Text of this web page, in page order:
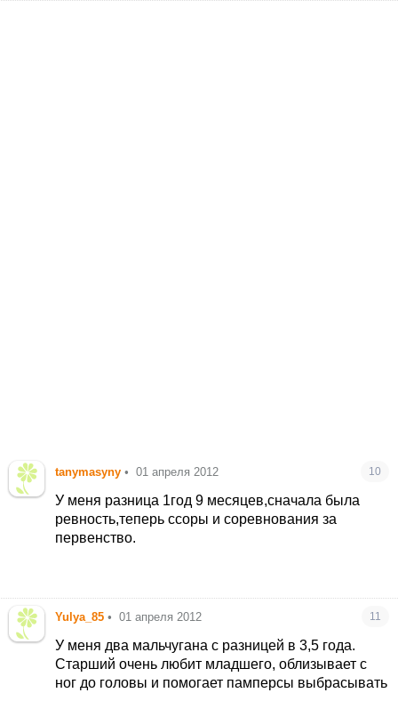
tanymasyny • 01 апреля 2012 10
У меня разница 1год 9 месяцев,сначала была
ревность,теперь ссоры и соревнования за
первенство.
Yulya_85 • 01 апреля 2012 11
У меня два мальчугана с разницей в 3,5 года.
Старший очень любит младшего, облизывает с
ног до головы и помогает памперсы выбрасывать